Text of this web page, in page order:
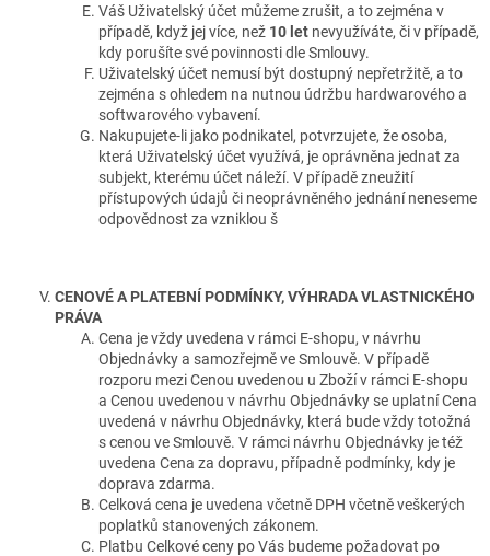
Váš Uživatelský účet můžeme zrušit, a to zejména v
případě, když jej více, než 10 let nevyužíváte, či v případě,
kdy porušíte své povinnosti dle Smlouvy.
Uživatelský účet nemusí být dostupný nepřetržitě, a to
zejména s ohledem na nutnou údržbu hardwarového a
softwarového vybavení.
Nakupujete‑li jako podnikatel, potvrzujete, že osoba,
která Uživatelský účet využívá, je oprávněna jednat za
subjekt, kterému účet náleží. V případě zneužití
přístupových údajů či neoprávněného jednání neneseme
odpovědnost za vzniklou š
CENOVÉ A PLATEBNÍ PODMÍNKY, VÝHRADA VLASTNICKÉHO
PRÁVA
Cena je vždy uvedena v rámci E-shopu, v návrhu
Objednávky a samozřejmě ve Smlouvě. V případě
rozporu mezi Cenou uvedenou u Zboží v rámci E-shopu
a Cenou uvedenou v návrhu Objednávky se uplatní Cena
uvedená v návrhu Objednávky, která bude vždy totožná
s cenou ve Smlouvě. V rámci návrhu Objednávky je též
uvedena Cena za dopravu, případně podmínky, kdy je
doprava zdarma.
Celková cena je uvedena včetně DPH včetně veškerých
poplatků stanovených zákonem.
Platbu Celkové ceny po Vás budeme požadovat po